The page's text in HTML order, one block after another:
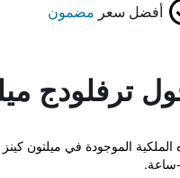
أفضل سعر مضمون
ترفلودج